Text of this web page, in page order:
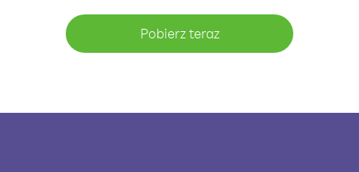
Pobierz teraz